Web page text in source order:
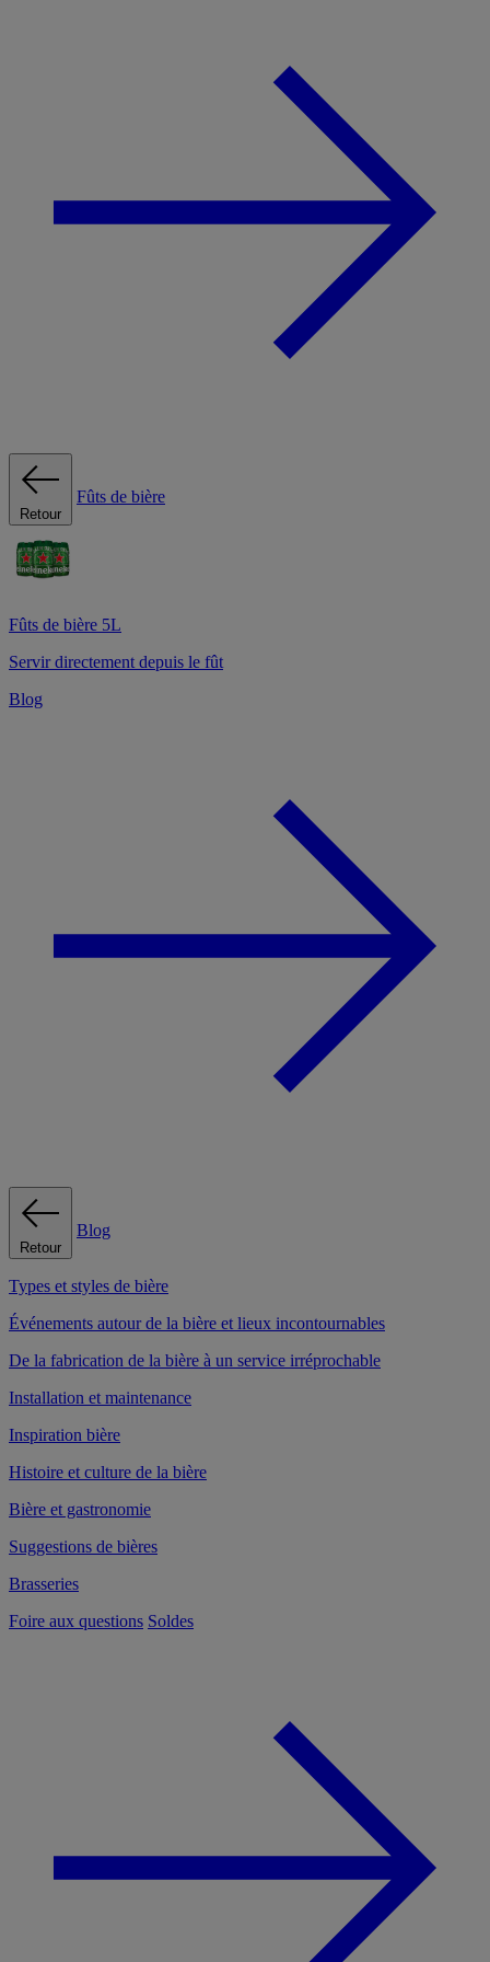
Retour
Fûts de bière
Fûts de bière 5L
Servir directement depuis le fût
Blog
Retour
Blog
Types et styles de bière
Événements autour de la bière et lieux incontournables
De la fabrication de la bière à un service irréprochable
Installation et maintenance
Inspiration bière
Histoire et culture de la bière
Bière et gastronomie
Suggestions de bières
Brasseries
Foire aux questions Soldes